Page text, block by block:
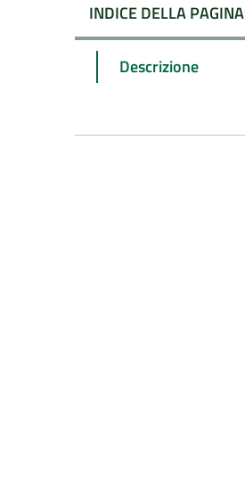
INDICE DELLA PAGINA
Descrizione